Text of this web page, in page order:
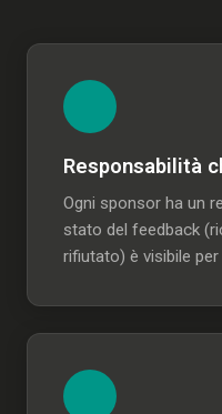
Responsabilità
Ogni sponsor ha un
stato del feedback
rifiutato) è visibile